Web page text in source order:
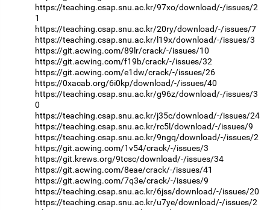
https://teaching.csap.snu.ac.kr/97xo/download/-/issues/2
1
https://teaching.csap.snu.ac.kr/20ry/download/-/issues/7
https://teaching.csap.snu.ac.kr/l19x/download/-/issues/3
https://git.acwing.com/89lr/crack/-/issues/10
https://git.acwing.com/f19b/crack/-/issues/32
https://git.acwing.com/e1dw/crack/-/issues/26
https://0xacab.org/6i0kp/download/-/issues/40
https://teaching.csap.snu.ac.kr/g96z/download/-/issues/3
0
https://teaching.csap.snu.ac.kr/j35c/download/-/issues/24
https://teaching.csap.snu.ac.kr/rc5l/download/-/issues/9
https://teaching.csap.snu.ac.kr/9ngq/download/-/issues/2
https://git.acwing.com/1v54/crack/-/issues/3
https://git.krews.org/9tcsc/download/-/issues/34
https://git.acwing.com/8eae/crack/-/issues/41
https://git.acwing.com/7q3e/crack/-/issues/9
https://teaching.csap.snu.ac.kr/6jss/download/-/issues/20
https://teaching.csap.snu.ac.kr/u7ye/download/-/issues/2